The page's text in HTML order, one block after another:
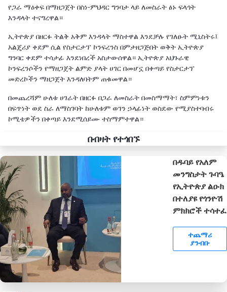
የጋራ ማዕቀፍ በማዘጋጀት በስነ-ምህዳር ግንባታ ላይ ለመስራት ፅኑ ፍላጎት
እንዳላት ተናግረዋል።
ኢትዮጵያ በዘርፉ ትልቅ አቅም እንዳላት ማስተዋል እንደቻሉ የገለፁት ሚኒስትሩ፤
አልጄሪያ ቀደም ሲል የስታርታፕ ኮንፍረንስ በምታዘጋጅበት ወቅት ኢትዮጵያ
ግንባር ቀደም ተሳታፊ እንደነበረች አስታውሰዋል። ኢትዮጵያ አህጉራዊ
ኮንፍረንሶችን የማዘጋጀት ልምድ ያላት ሀገር በመሆኗ በቀጣይ የስታርታፕ
መድረኮችን ማዘጋጀት እንዳለባትም ጠቁመዋል።
በመጨረሻም ሁለቱ ሀገራት በዘርፉ በጋራ ለመስራት በመስማማት፣ ስምምነቱን
በፍጥነት ወደ ስራ ለማስገባት ከሁለቱም ወገን ኃላፊነት ወስደው የሚያስተባብሩ
ኮሚቴዎችን በቀጣይ እንደሚሰይሙ ተስማምተዋል።
በብዛት የተጎበኙ
በዱባይ የአለም
መንግስታት ጉባዔ
የኢትዮጵያ ልዑክ
በተለያዩ የጎንዮሽ
ምክክሮች ተሳተፈ
ተጨማሪ
ያንብቡ